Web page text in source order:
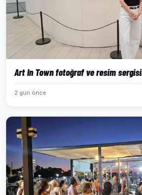
Art In Town fotoğraf ve resim
2 gün önce